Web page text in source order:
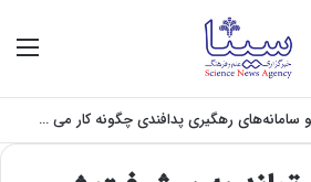
موشک‌های بالستیک و سامانه‌های رهگیری پدافندی چگونه کار می کنند؟